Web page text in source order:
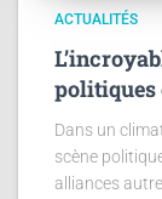
ACTUALITÉS
politiques
Dans un
scène
alliances